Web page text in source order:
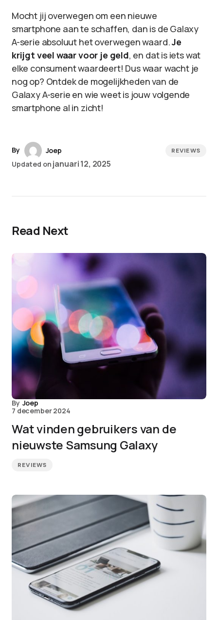
Mocht jij overwegen om een nieuwe
smartphone aan te schaffen, dan is de Galaxy
A-serie absoluut het overwegen waard.Je
krijgt veel waar voor je geld, en dat is iets wat
elke consument waardeert! Dus waar wacht je
nog op? Ontdek de mogelijkheden van de
Galaxy A-serie en wie weet is jouw volgende
smartphone al in zicht!
By
Joep
Updated on januari 12, 2025
REVIEWS
Read Next
By Joep
7 december 2024
Wat vinden gebruikers van de
nieuwste Samsung Galaxy
REVIEWS